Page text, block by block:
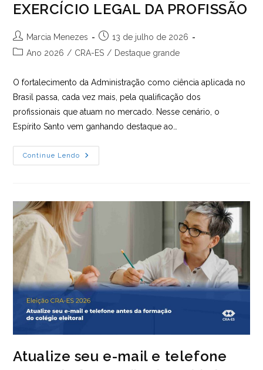
EXERCÍCIO LEGAL DA PROFISSÃO
Autor
do
Marcia Menezes
Post
publicado:
13 de julho de 2026
Categoria
Ano 2026 / CRA-ES / Destaque grande
O fortalecimento da Administração como ciência aplicada no
Brasil passa, cada vez mais, pela qualificação dos
profissionais que atuam no mercado. Nesse cenário, o
Espírito Santo vem ganhando destaque ao…
Continue Lendo
MESTRES
EM
NA
4º
POSIÇÃO
LEGAL
PROFISSÃO
Atualize seu e-mail e telefone